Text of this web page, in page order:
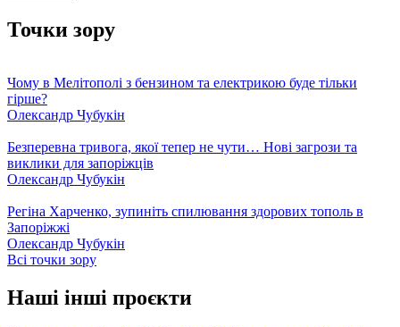
Точки зору
Чому в Мелітополі з бензином та електрикою буде тільки
гірше?
Олександр Чубукін
Безперевна тривога, якої тепер не чути… Нові загрози та
виклики для запоріжців
Олександр Чубукін
Регіна Харченко, зупиніть спилювання здорових тополь в
Запоріжжі
Олександр Чубукін
Всі точки зору
Наші інші проєкти